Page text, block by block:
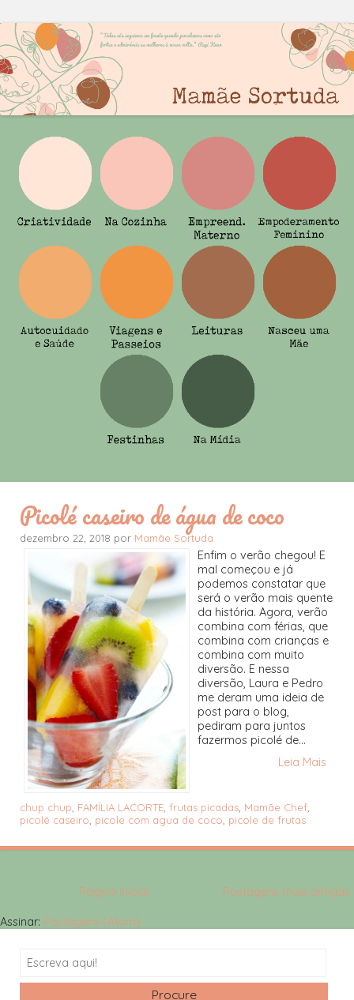
Picolé caseiro de água de coco
dezembro 22, 2018 por Mamãe Sortuda
Enfim o verão chegou! E
mal começou e já
podemos constatar que
será o verão mais quente
da história. Agora, verão
combina com férias, que
combina com crianças e
combina com muito
diversão. E nessa
diversão, Laura e Pedro
me deram uma ideia de
post para o blog,
pediram para juntos
fazermos picolé de...
Leia Mais
chup chup FAMÍLIA LACORTE frutas picadas Mamãe Chef
picolé caseiro picole com agua de coco picole de frutas
Postagens mais antigas
Página inicial
Assinar: Postagens (Atom)
Search